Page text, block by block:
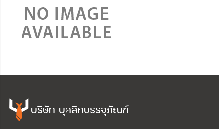
บริษัท บุคลิกบรรจุภัณฑ์